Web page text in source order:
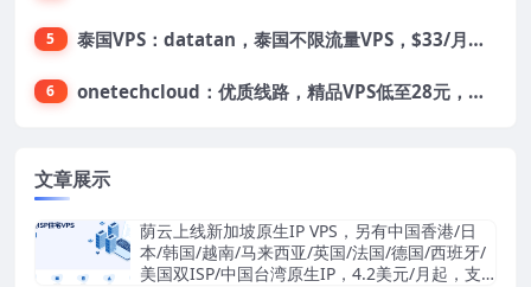
5 泰国VPS：datatan，泰国不限流量VPS，$33/月，4G内存/3核/60gSSD
6 onetechcloud：优质线路，精品VPS低至28元，美国三网原生CN2 GIA（高防可选）、香港CN2、韩国CN2
文章展示
荫云上线新加坡原生IP VPS，另有中国香港/日
本/韩国/越南/马来西亚/英国/法国/德国/西班牙/
美国双ISP/中国台湾原生IP，4.2美元/月起，支